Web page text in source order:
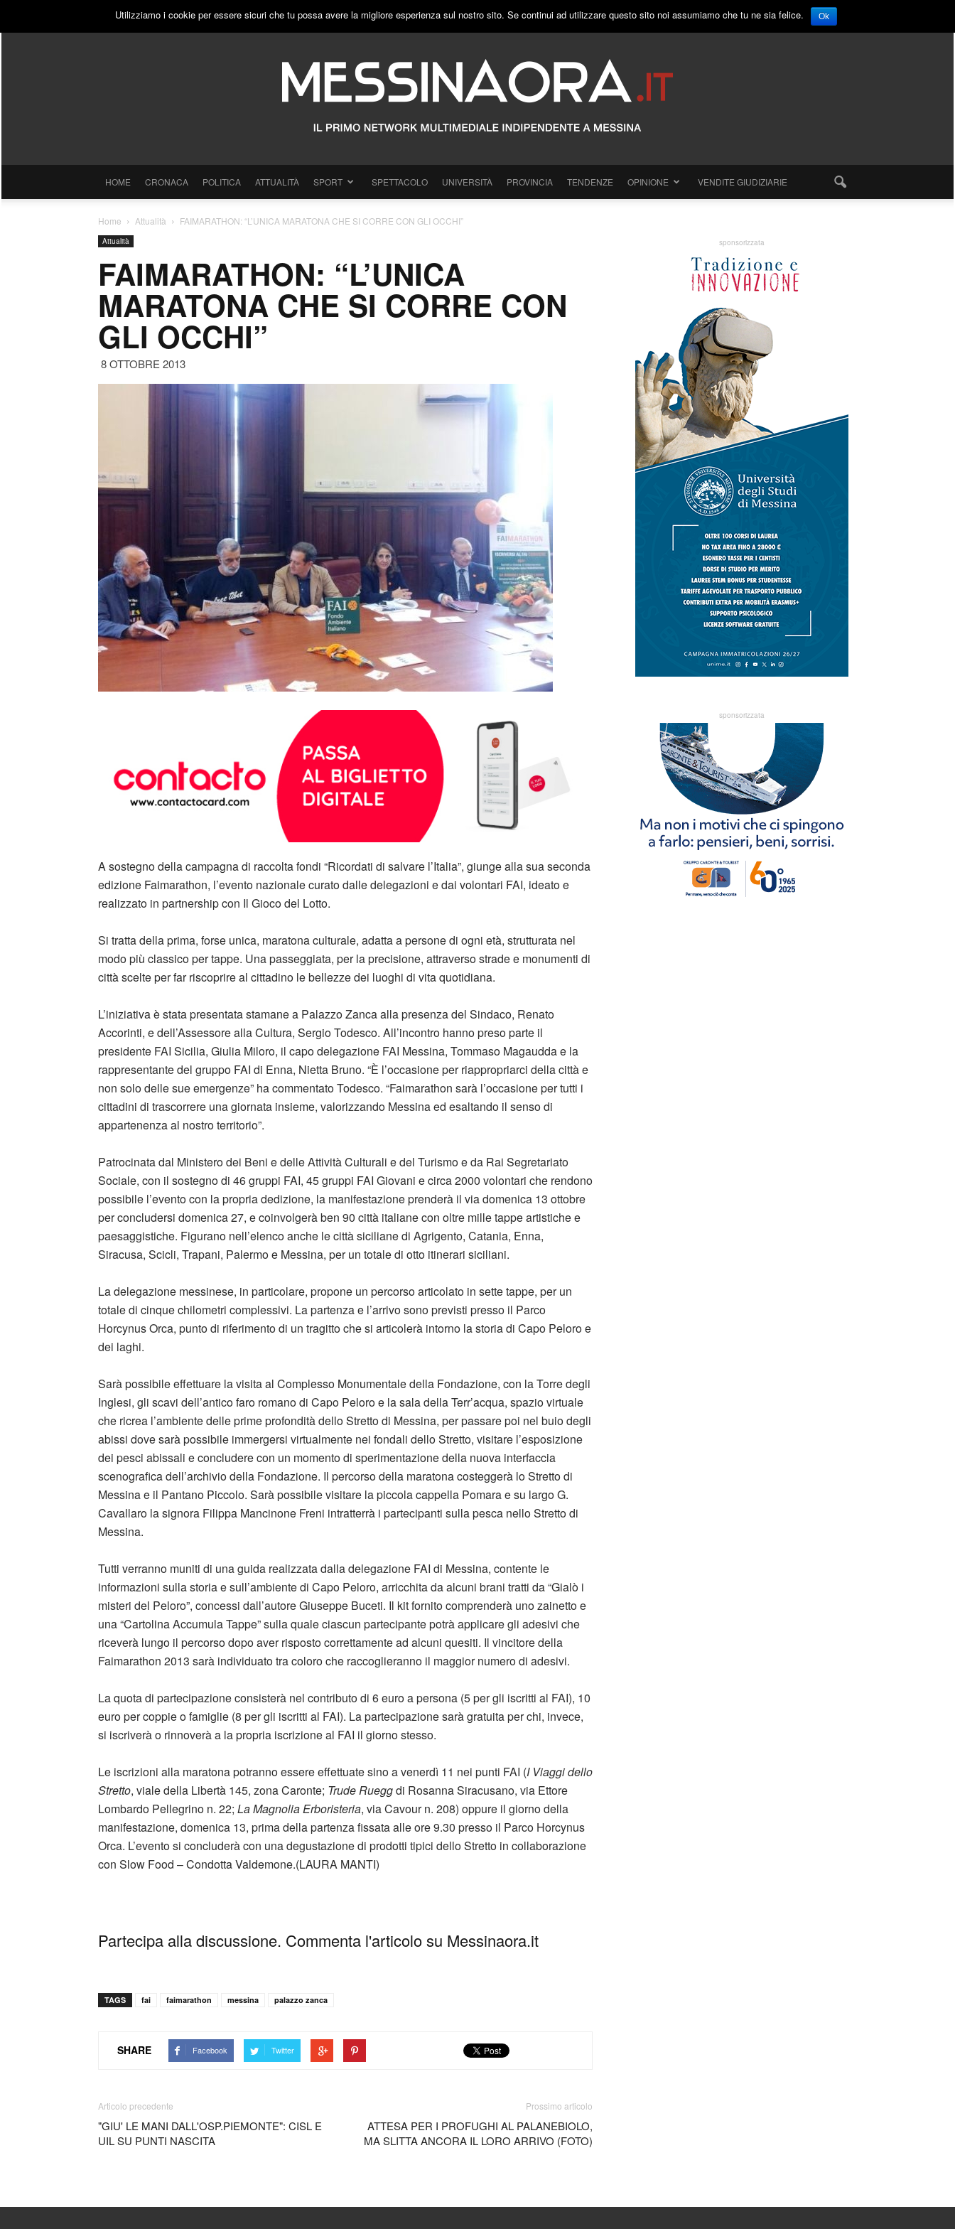
GIOVEDÌ, 6 AGOSTO 2026 PUBBLICITÀ
HOME CRONACA POLITICA ATTUALITÀ SPORT SPETTACOLO UNIVERSITÀ PROVINCIA TENDENZE OPINIONE VENDITE GIUDIZIARIE
Home Attualità FAIMARATHON: “L’UNICA MARATONA CHE SI CORRE CON GLI OCCHI”
Attualità
FAIMARATHON: “L’UNICA
MARATONA CHE SI CORRE CON
GLI OCCHI”
8 OTTOBRE 2013
A sostegno della campagna di raccolta fondi “Ricordati di salvare l’Italia”, giunge alla sua seconda
edizione Faimarathon, l’evento nazionale curato dalle delegazioni e dai volontari FAI, ideato e
realizzato in partnership con Il Gioco del Lotto.
Si tratta della prima, forse unica, maratona culturale, adatta a persone di ogni età, strutturata nel
modo più classico per tappe. Una passeggiata, per la precisione, attraverso strade e monumenti di
città scelte per far riscoprire al cittadino le bellezze dei luoghi di vita quotidiana.
L’iniziativa è stata presentata stamane a Palazzo Zanca alla presenza del Sindaco, Renato
Accorinti, e dell’Assessore alla Cultura, Sergio Todesco. All’incontro hanno preso parte il
presidente FAI Sicilia, Giulia Miloro, il capo delegazione FAI Messina, Tommaso Magaudda e la
rappresentante del gruppo FAI di Enna, Nietta Bruno. “È l’occasione per riappropriarci della città e
non solo delle sue emergenze” ha commentato Todesco. “Faimarathon sarà l’occasione per tutti i
cittadini di trascorrere una giornata insieme, valorizzando Messina ed esaltando il senso di
appartenenza al nostro territorio”.
Patrocinata dal Ministero dei Beni e delle Attività Culturali e del Turismo e da Rai Segretariato
Sociale, con il sostegno di 46 gruppi FAI, 45 gruppi FAI Giovani e circa 2000 volontari che rendono
possibile l’evento con la propria dedizione, la manifestazione prenderà il via domenica 13 ottobre
per concludersi domenica 27, e coinvolgerà ben 90 città italiane con oltre mille tappe artistiche e
paesaggistiche. Figurano nell’elenco anche le città siciliane di Agrigento, Catania, Enna,
Siracusa, Scicli, Trapani, Palermo e Messina, per un totale di otto itinerari siciliani.
La delegazione messinese, in particolare, propone un percorso articolato in sette tappe, per un
totale di cinque chilometri complessivi. La partenza e l’arrivo sono previsti presso il Parco
Horcynus Orca, punto di riferimento di un tragitto che si articolerà intorno la storia di Capo Peloro e
dei laghi.
Sarà possibile effettuare la visita al Complesso Monumentale della Fondazione, con la Torre degli
Inglesi, gli scavi dell’antico faro romano di Capo Peloro e la sala della Terr’acqua, spazio virtuale
che ricrea l’ambiente delle prime profondità dello Stretto di Messina, per passare poi nel buio degli
abissi dove sarà possibile immergersi virtualmente nei fondali dello Stretto, visitare l’esposizione
dei pesci abissali e concludere con un momento di sperimentazione della nuova interfaccia
scenografica dell’archivio della Fondazione. Il percorso della maratona costeggerà lo Stretto di
Messina e il Pantano Piccolo. Sarà possibile visitare la piccola cappella Pomara e su largo G.
Cavallaro la signora Filippa Mancinone Freni intratterrà i partecipanti sulla pesca nello Stretto di
Messina.
Tutti verranno muniti di una guida realizzata dalla delegazione FAI di Messina, contente le
informazioni sulla storia e sull’ambiente di Capo Peloro, arricchita da alcuni brani tratti da “Gialò i
misteri del Peloro”, concessi dall’autore Giuseppe Buceti. Il kit fornito comprenderà uno zainetto e
una “Cartolina Accumula Tappe” sulla quale ciascun partecipante potrà applicare gli adesivi che
riceverà lungo il percorso dopo aver risposto correttamente ad alcuni quesiti. Il vincitore della
Faimarathon 2013 sarà individuato tra coloro che raccoglieranno il maggior numero di adesivi.
La quota di partecipazione consisterà nel contributo di 6 euro a persona (5 per gli iscritti al FAI), 10
euro per coppie o famiglie (8 per gli iscritti al FAI). La partecipazione sarà gratuita per chi, invece,
si iscriverà o rinnoverà a la propria iscrizione al FAI il giorno stesso.
Le iscrizioni alla maratona potranno essere effettuate sino a venerdì 11 nei punti FAI (I Viaggi dello
Stretto, viale della Libertà 145, zona Caronte; Trude Rueggdi Rosanna Siracusano, via Ettore
Lombardo Pellegrino n. 22; La Magnolia Erboristeria, via Cavour n. 208) oppure il giorno della
manifestazione, domenica 13, prima della partenza fissata alle ore 9.30 presso il Parco Horcynus
Orca. L’evento si concluderà con una degustazione di prodotti tipici dello Stretto in collaborazione
con Slow Food – Condotta Valdemone.(LAURA MANTI)
Partecipa alla discussione. Commenta l'articolo su Messinaora.it
TAGS fai faimarathon messina palazzo zanca
SHARE Facebook Twitter
Articolo precedente
"GIU' LE MANI DALL'OSP.PIEMONTE": CISL E
UIL SU PUNTI NASCITA
Prossimo articolo
ATTESA PER I PROFUGHI AL PALANEBIOLO,
MA SLITTA ANCORA IL LORO ARRIVO (FOTO)
sponsorizzata
sponsorizzata
Utilizziamo i cookie per essere sicuri che tu possa avere la migliore esperienza sul nostro sito. Se continui ad utilizzare questo sito noi assumiamo che tu ne sia felice. Ok